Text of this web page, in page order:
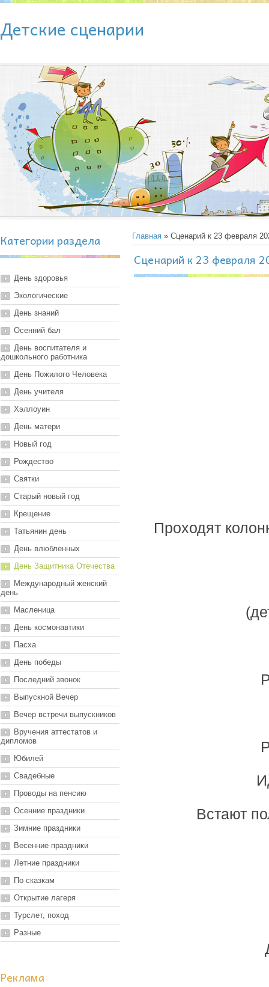
Детские сценарии
Категории раздела
День здоровья
Экологические
День знаний
Осенний бал
День воспитателя и
дошкольного работника
День Пожилого Человека
День учителя
Хэллоуин
День матери
Новый год
Рождество
Святки
Старый новый год
Крещение
Татьянин день
День влюбленных
День Защитника Отечества
Международный женский
день
Масленица
День космонавтики
Пасха
День победы
Последний звонок
Выпускной Вечер
Вечер встречи выпускников
Вручения аттестатов и
дипломов
Юбилей
Свадебные
Проводы на пенсию
Осенние праздники
Зимние праздники
Весенние праздники
Летние праздники
По сказкам
Открытие лагеря
Турслет, поход
Разные
Реклама
Главная » Сценарий к 23 февраля
Сценарий к 23 февраля
Проходят
Встают